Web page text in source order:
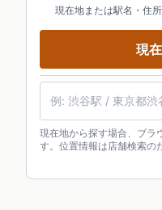
現在地または駅名・住
現
現在地から探す場合、ブラ
す。位置情報は店舗検索の